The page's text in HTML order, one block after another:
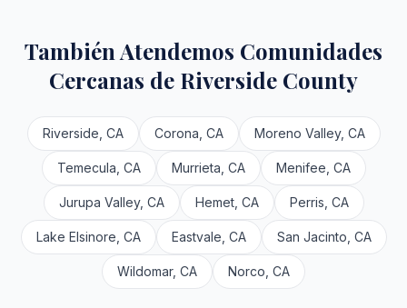
También Atendemos Comunidades
Cercanas de Riverside County
Riverside, CA Corona, CA Moreno Valley, CA
Temecula, CA Murrieta, CA Menifee, CA
Jurupa Valley, CA Hemet, CA Perris, CA
Lake Elsinore, CA Eastvale, CA San Jacinto, CA
Wildomar, CA Norco, CA